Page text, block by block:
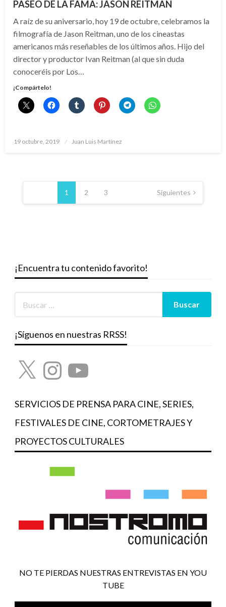
PASEO DE LA FAMA: JASON REITMAN
A raíz de su aniversario, hoy 19 de octubre, celebramos la
filmografía de Jason Reitman, uno de los cineastas
americanos más reseñables de los últimos años. Hijo del
director y productor Ivan Reitman (al que sin duda
conoceréis por Los…
¡Compártelo!
Publicado
19 octubre, 2019 Juan Luis Martínez
Paginación
entradas
1 2 3 Siguientes
¡Encuentra tu contenido favorito!
¡Síguenos en nuestras RRSS!
X InstagramYouTube
SERVICIOS DE PRENSA PARA CINE, SERIES,
FESTIVALES DE CINE, CORTOMETRAJES Y
PROYECTOS CULTURALES
NO TE PIERDAS NUESTRAS ENTREVISTAS EN YOU
TUBE